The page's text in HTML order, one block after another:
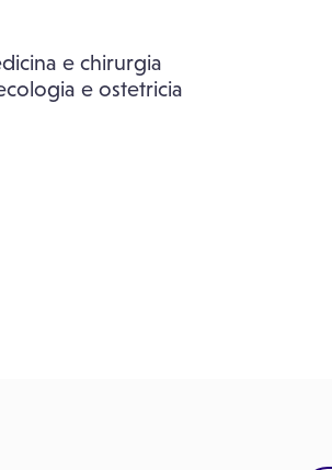
e chirurgia
e ostetricia